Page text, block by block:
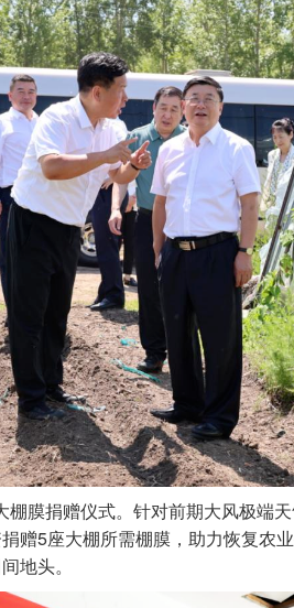
棚膜捐赠仪式。针对前期大风极端
赠5座大棚所需棚膜，助力恢复农
地头。